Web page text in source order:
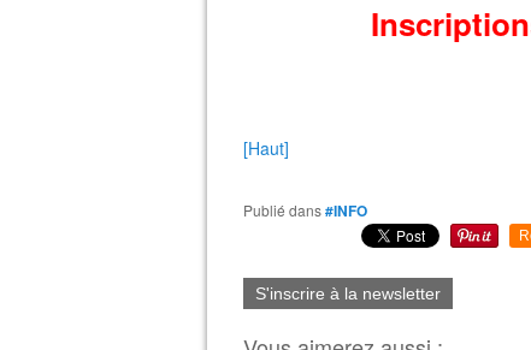
[Haut]
Publié dans#INFO
S'inscrire à la newsletter